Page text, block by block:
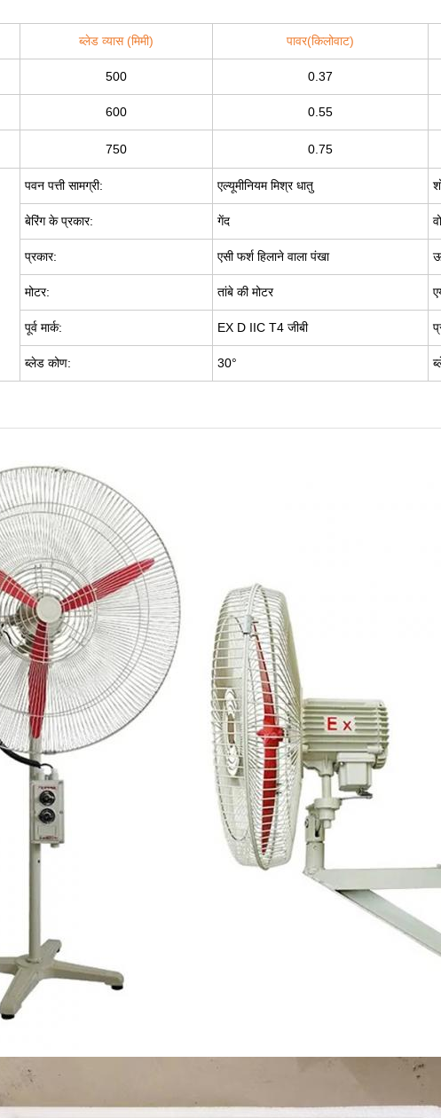
ब्लेड व्यास (मिमी) पावर(किलोवाट)
500 0.37
600 0.55
750 0.75
पवन पत्ती सामग्री: एल्यूमीनियम मिश्र धातु
बेरिंग के प्रकार: गेंद
प्रकार: एसी फर्श हिलाने वाला पंखा
मोटर: तांबे की मोटर
पूर्व मार्क: EX D IIC T4 जीबी
ब्लेड कोण: 30°